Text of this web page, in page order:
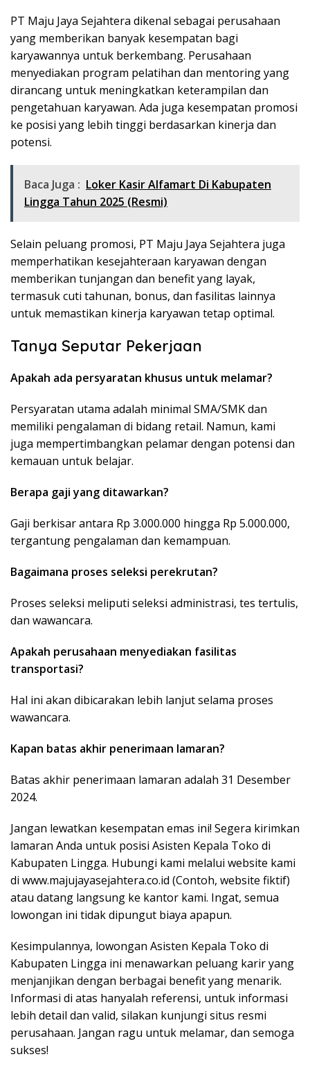
PT Maju Jaya Sejahtera dikenal sebagai perusahaan
yang memberikan banyak kesempatan bagi
karyawannya untuk berkembang. Perusahaan
menyediakan program pelatihan dan mentoring yang
dirancang untuk meningkatkan keterampilan dan
pengetahuan karyawan. Ada juga kesempatan promosi
ke posisi yang lebih tinggi berdasarkan kinerja dan
potensi.
Baca Juga : Loker Kasir Alfamart Di Kabupaten
Lingga Tahun 2025 (Resmi)
Selain peluang promosi, PT Maju Jaya Sejahtera juga
memperhatikan kesejahteraan karyawan dengan
memberikan tunjangan dan benefit yang layak,
termasuk cuti tahunan, bonus, dan fasilitas lainnya
untuk memastikan kinerja karyawan tetap optimal.
Tanya Seputar Pekerjaan
Apakah ada persyaratan khusus untuk melamar?
Persyaratan utama adalah minimal SMA/SMK dan
memiliki pengalaman di bidang retail. Namun, kami
juga mempertimbangkan pelamar dengan potensi dan
kemauan untuk belajar.
Berapa gaji yang ditawarkan?
Gaji berkisar antara Rp 3.000.000 hingga Rp 5.000.000,
tergantung pengalaman dan kemampuan.
Bagaimana proses seleksi perekrutan?
Proses seleksi meliputi seleksi administrasi, tes tertulis,
dan wawancara.
Apakah perusahaan menyediakan fasilitas
transportasi?
Hal ini akan dibicarakan lebih lanjut selama proses
wawancara.
Kapan batas akhir penerimaan lamaran?
Batas akhir penerimaan lamaran adalah 31 Desember
2024.
Jangan lewatkan kesempatan emas ini! Segera kirimkan
lamaran Anda untuk posisi Asisten Kepala Toko di
Kabupaten Lingga. Hubungi kami melalui website kami
di www.majujayasejahtera.co.id (Contoh, website fiktif)
atau datang langsung ke kantor kami. Ingat, semua
lowongan ini tidak dipungut biaya apapun.
Kesimpulannya, lowongan Asisten Kepala Toko di
Kabupaten Lingga ini menawarkan peluang karir yang
menjanjikan dengan berbagai benefit yang menarik.
Informasi di atas hanyalah referensi, untuk informasi
lebih detail dan valid, silakan kunjungi situs resmi
perusahaan. Jangan ragu untuk melamar, dan semoga
sukses!